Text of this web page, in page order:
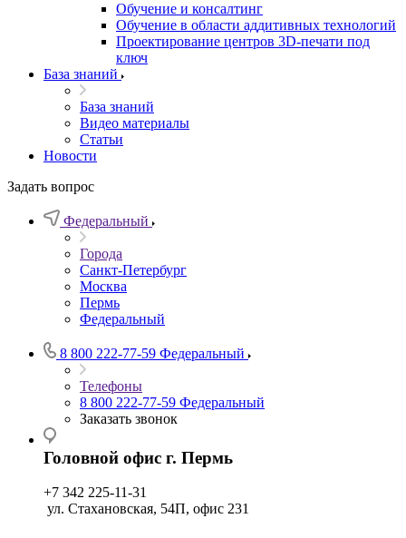
Обучение и консалтинг
Обучение в области аддитивных технологий
Проектирование центров 3D-печати под
ключ
База знаний
База знаний
Видео материалы
Статьи
Новости
Задать вопрос
Федеральный
Города
Санкт-Петербург
Москва
Пермь
Федеральный
8 800 222-77-59 Федеральный
Телефоны
8 800 222-77-59 Федеральный
Заказать звонок
Головной офис г. Пермь
+7 342 225-11-31
ул. Стахановская, 54П, офис 231